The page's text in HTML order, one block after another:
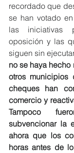
recordado que
se han votado
las iniciativas
oposición y las
no se haya
otros
cheques han
comercio y
Tampoco
subvencionar la
ahora que los
horas antes de